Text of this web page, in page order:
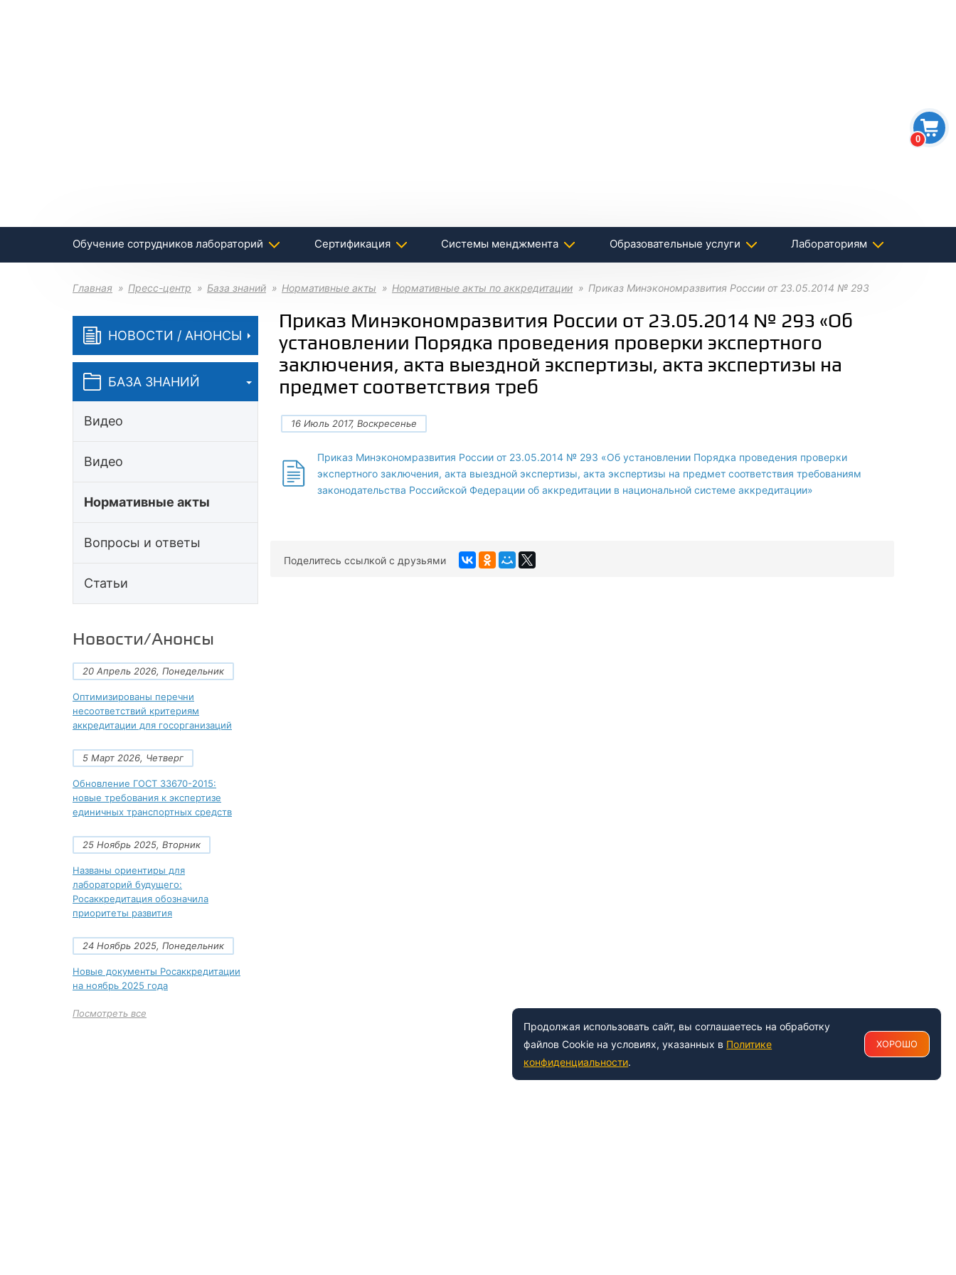
0
Обучение сотрудников лабораторий Сертификация Системы менджмента Образовательные услуги Лабораториям
Главная Пресс-центр База знаний Нормативные акты Нормативные акты по аккредитации Приказ Минэкономразвития России от 23.05.2014 № 293
НОВОСТИ / АНОНСЫ
БАЗА ЗНАНИЙ
Видео
Видео
Нормативные акты
Вопросы и ответы
Статьи
Новости/Анонсы
20 Апрель 2026, Понедельник
Оптимизированы перечни
несоответствий критериям
аккредитации для госорганизаций
5 Март 2026, Четверг
Обновление ГОСТ 33670-2015:
новые требования к экспертизе
единичных транспортных средств
25 Ноябрь 2025, Вторник
Названы ориентиры для
лабораторий будущего:
Росаккредитация обозначила
приоритеты развития
24 Ноябрь 2025, Понедельник
Новые документы Росаккредитации
на ноябрь 2025 года
Посмотреть все
Приказ Минэкономразвития России от 23.05.2014 № 293 «Об
установлении Порядка проведения проверки экспертного
заключения, акта выездной экспертизы, акта экспертизы на
предмет соответствия треб
16 Июль 2017, Воскресенье
Приказ Минэкономразвития России от 23.05.2014 № 293 «Об установлении Порядка проведения проверки
экспертного заключения, акта выездной экспертизы, акта экспертизы на предмет соответствия требованиям
законодательства Российской Федерации об аккредитации в национальной системе аккредитации»
Поделитесь ссылкой с друзьями
Продолжая использовать сайт, вы соглашаетесь на обработку
файлов Cookie на условиях, указанных в Политике
конфиденциальности.
ХОРОШО